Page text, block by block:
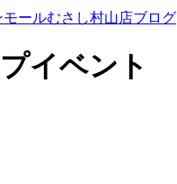
ールむさし村山店ブログ
イベント